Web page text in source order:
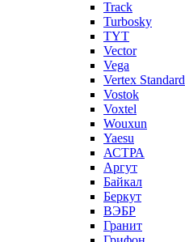
Track
Turbosky
TYT
Vector
Vega
Vertex Standard
Vostok
Voxtel
Wouxun
Yaesu
АСТРА
Аргут
Байкал
Беркут
ВЭБР
Гранит